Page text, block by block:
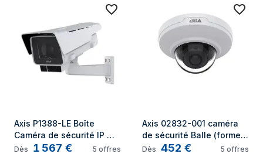
Axis P1388-LE Boîte
Caméra de sécurité IP
Intérieure et extérieure
Dès 1 567 € 5 offres
Axis 02832-001 caméra
de sécurité Balle (forme)
Caméra de sécurité IP
Dès 452 € 5 offres